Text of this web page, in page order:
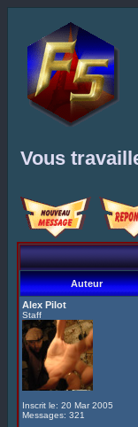
Vous
Auteur
Alex Pilot
Staff
Inscrit le: 20 Mar 2005
Messages: 321